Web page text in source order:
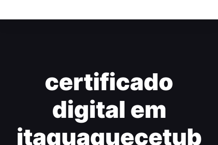
certificado
digital em
itaquaquecetub